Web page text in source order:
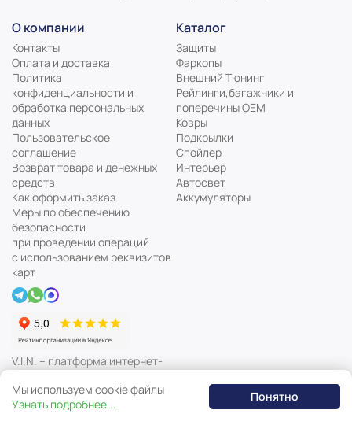
О компании
Контакты
Оплата и доставка
Политика
конфиденциальности и
обработка персональных
данных
Пользовательское
соглашение
Возврат товара и денежных
средств
Как оформить заказ
Меры по обеспечению
безопасности
при проведении операций
с использованием реквизитов
карт
V.I.N. – платформа интернет-
магазина автозапчастей
Каталог
Защиты
Фаркопы
Внешний Тюнинг
Рейлинги,багажники и
поперечины ОЕМ
Ковры
Подкрылки
Спойлер
Интерьер
Автосвет
Аккумуляторы
Мы используем cookie файлы
Узнать подробнее...
Понятно